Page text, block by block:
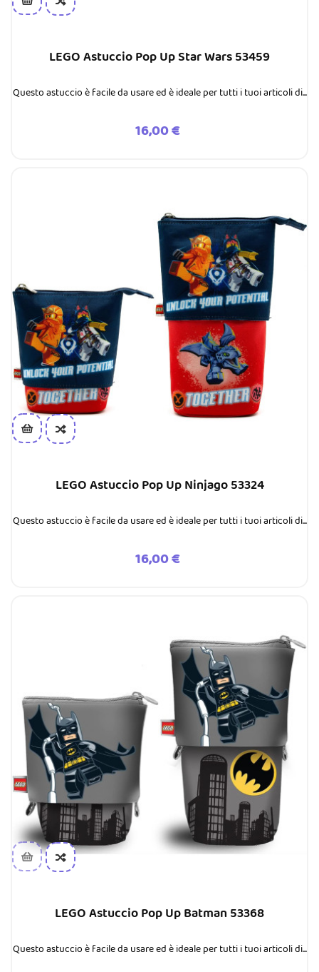
LEGO Astuccio Pop Up Star Wars 53459
Questo astuccio è facile da usare ed è ideale per tutti i tuoi articoli di...
Prezzo
16,00 €
LEGO Astuccio Pop Up Ninjago 53324
Questo astuccio è facile da usare ed è ideale per tutti i tuoi articoli di...
Prezzo
16,00 €
LEGO Astuccio Pop Up Batman 53368
Questo astuccio è facile da usare ed è ideale per tutti i tuoi articoli di...